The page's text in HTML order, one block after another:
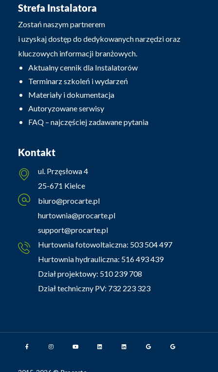
Strefa Instalatora
Zostań naszym partnerem
i uzyskaj dostęp do dedykowanych narzędzi oraz
kluczowych informacji branżowych.
Aktualny cennik dla Instalatorów
Terminarz szkoleń i wydarzeń
Materiały i dokumentacja
Autoryzowane serwisy
FAQ – najczęściej zadawane pytania
Kontakt
ul. Przęsłowa 4
25-671 Kielce
biuro@procarte.pl
hurtownia@procarte.pl
support@procarte.pl
Hurtownia fotowoltaiczna: 503 504 497
Hurtownia hydrauliczna: 516 493 439
Dział projektowy: 510 239 708
Dział techniczny PV: 732 223 323